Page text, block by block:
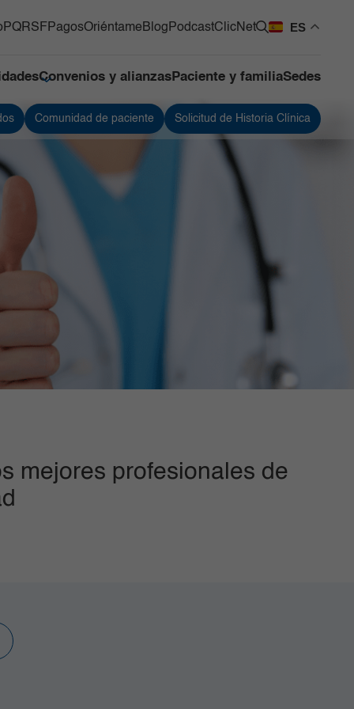
PQRSF PagosOriéntameBlog PodcastClicNet ES
Convenios y alianzas Paciente y familiaSedes
Comunidad de paciente Solicitud de Historia Clínica
mejores profesionales de